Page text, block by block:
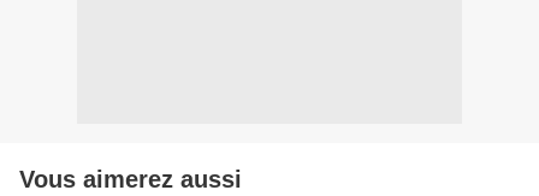
Vous aimerez aussi